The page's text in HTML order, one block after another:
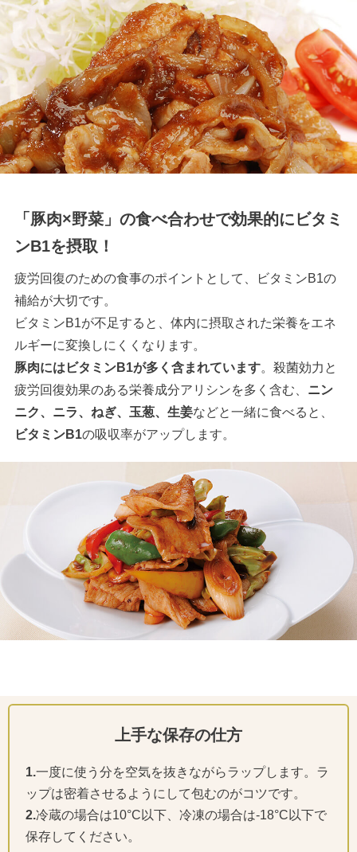
「豚肉×野菜」の食べ合わせで効果的にビタミ
ンB1を摂取！
疲労回復のための食事のポイントとして、ビタミンB1の
補給が大切です。
ビタミンB1が不足すると、体内に摂取された栄養をエネ
ルギーに変換しにくくなります。
豚肉にはビタミンB1が多く含まれています。殺菌効力と
疲労回復効果のある栄養成分アリシンを多く含む、 ニン
ニク、ニラ、ねぎ、玉葱、生姜などと一緒に食べると、
ビタミンB1の吸収率がアップします。
上手な保存の仕方
1.一度に使う分を空気を抜きながらラップします。ラ
ップは密着させるようにして包むのがコツです。
2.冷蔵の場合は10°C以下、冷凍の場合は-18°C以下で
保存してください。